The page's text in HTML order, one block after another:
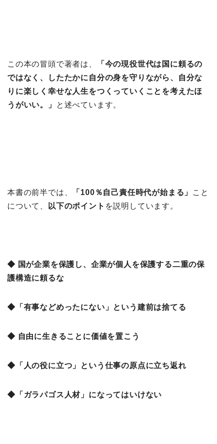
この本の冒頭で著者は、
「今の現役世代は国に頼るの
ではなく、したたかに自分の身を守りながら、自分な
りに楽しく幸せな人生をつくっていくことを考えたほ
うがいい。」
と述べています。
本書の前半では、 「100％自己責任時代が始まる」
こと
について、
以下のポイント を説明しています。
◆ 国が企業を保護し、企業が個人を保護する二重の保
護構造に頼るな
◆「有事などめったにない」という建前は捨てる
◆ 自由に生きることに価値を置こう
◆「人の役に立つ」という仕事の原点に立ち返れ
◆「ガラパゴス人材」になってはいけない